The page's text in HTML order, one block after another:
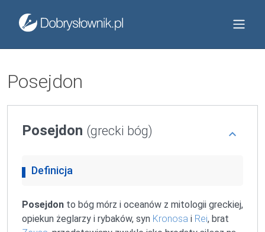
Posejdon
Posejdon (grecki bóg)
Definicja
Posejdon to bóg mórz i oceanów z mitologii greckiej,
opiekun żeglarzy i rybaków, syn Kronosa i Rei, brat